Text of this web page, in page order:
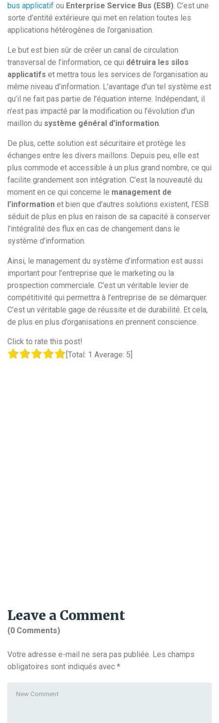
bus applicatif ou Enterprise Service Bus (ESB) . C’est une
sorte d’entité extérieure qui met en relation toutes les
applications hétérogènes de l’organisation.
Le but est bien sûr de créer un canal de circulation
transversal de l’information, ce qui détruira les silos
applicatifs et mettra tous les services de l’organisation au
même niveau d’information. L’avantage d’un tel système est
qu’il ne fait pas partie de l’équation interne. Indépendant, il
n’est pas impacté par la modification ou l’évolution d’un
maillon du système général d’information
De plus, cette solution est sécuritaire et protège les
échanges entre les divers maillons. Depuis peu, elle est
plus commode et accessible à un plus grand nombre, ce qui
facilite grandement son intégration. C’est la nouveauté du
moment en ce qui concerne le management de
l’information et bien que d’autres solutions existent, l’ESB
séduit de plus en plus en raison de sa capacité à conserver
l’intégralité des flux en cas de changement dans le
système d’information.
Ainsi, le management du système d’information est aussi
important pour l’entreprise que le marketing ou la
prospection commerciale. C’est un véritable levier de
compétitivité qui permettra à l’entreprise de se démarquer.
C’est un véritable gage de réussite et de durabilité. Et cela,
de plus en plus d’organisations en prennent conscience.
Click to rate this post!
[Total: 1 Average: 5
Leave a Comment
(0 Comments)
Votre adresse e-mail ne sera pas publiée. Les champs
obligatoires sont indiqués avec *